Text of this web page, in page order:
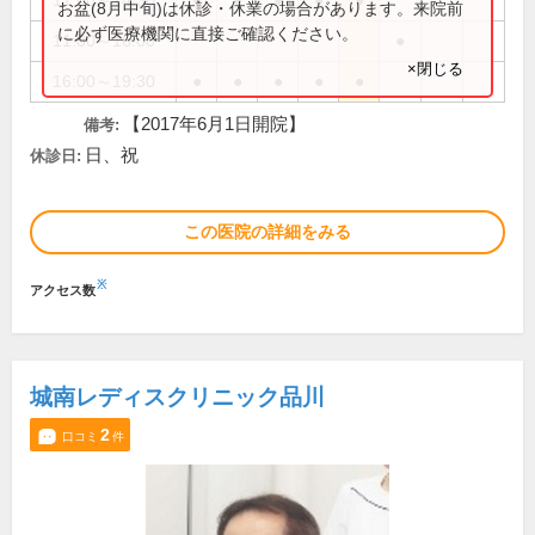
11:00～16:00
お盆(8月中旬)は休診・休業の場合があります。来院前
に必ず医療機関に直接ご確認ください。
×閉じる
備考: 【2017年6月1日開院】
休診日: 日、祝
この医院の詳細をみる
アクセス数※
城南レディスクリニック品川
口コミ 2件